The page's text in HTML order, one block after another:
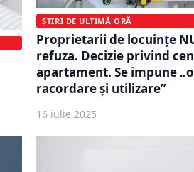
ȘTIRI DE ULTIMĂ ORĂ
Proprietarii de locuințe
refuza. Decizie privind
apartament. Se impune
racordare și utilizare”
16 iulie 2025